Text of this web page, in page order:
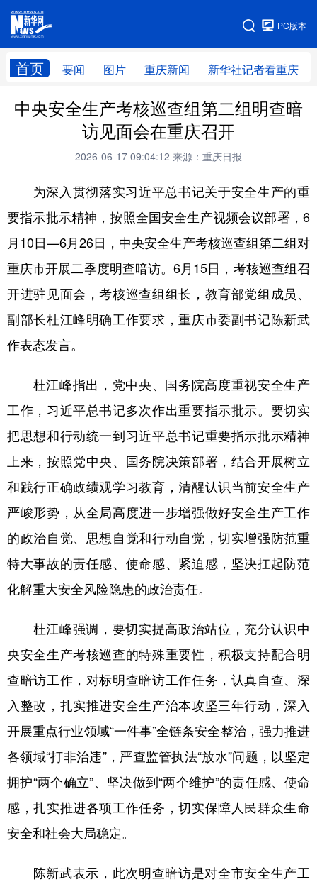
PC版本
首页 要闻 图片 重庆新闻 新华社记者看重庆
网站地图
中央安全生产考核巡查组第二组明查暗
访见面会在重庆召开
2026-06-17 09:04:12 来源：重庆日报
为深入贯彻落实习近平总书记关于安全生产的重
要指示批示精神，按照全国安全生产视频会议部署，6
月10日—6月26日，中央安全生产考核巡查组第二组对
重庆市开展二季度明查暗访。6月15日，考核巡查组召
开进驻见面会，考核巡查组组长，教育部党组成员、
副部长杜江峰明确工作要求，重庆市委副书记陈新武
作表态发言。
杜江峰指出，党中央、国务院高度重视安全生产
工作，习近平总书记多次作出重要指示批示。要切实
把思想和行动统一到习近平总书记重要指示批示精神
上来，按照党中央、国务院决策部署，结合开展树立
和践行正确政绩观学习教育，清醒认识当前安全生产
严峻形势，从全局高度进一步增强做好安全生产工作
的政治自觉、思想自觉和行动自觉，切实增强防范重
特大事故的责任感、使命感、紧迫感，坚决扛起防范
化解重大安全风险隐患的政治责任。
杜江峰强调，要切实提高政治站位，充分认识中
央安全生产考核巡查的特殊重要性，积极支持配合明
查暗访工作，对标明查暗访工作任务，认真自查、深
入整改，扎实推进安全生产治本攻坚三年行动，深入
开展重点行业领域“一件事”全链条安全整治，强力推进
各领域“打非治违”，严查监管执法“放水”问题，以坚定
拥护“两个确立”、坚决做到“两个维护”的责任感、使命
感，扎实推进各项工作任务，切实保障人民群众生命
安全和社会大局稳定。
陈新武表示，此次明查暗访是对全市安全生产工